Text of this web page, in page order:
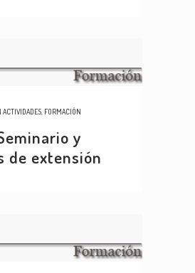
ACTIVIDADES FORMACIÓN
y
de extensión